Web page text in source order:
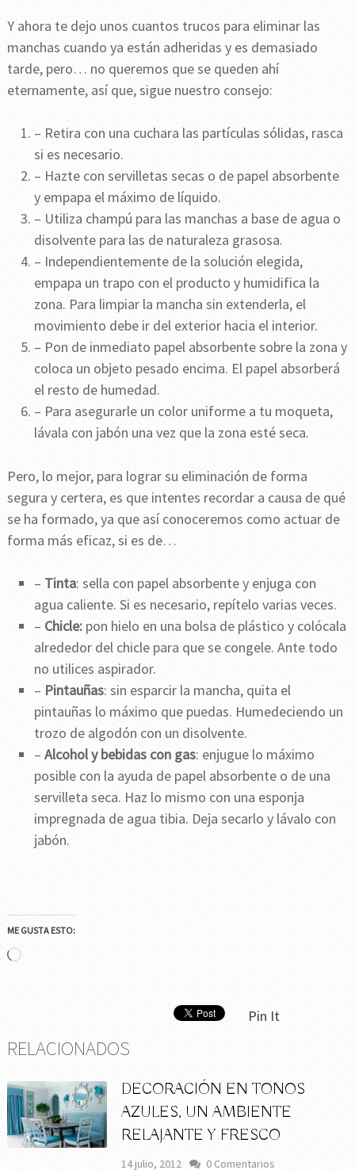
Y ahora te dejo unos cuantos trucos para eliminar las
manchas cuando ya están adheridas y es demasiado
tarde, pero… no queremos que se queden ahí
eternamente, así que, sigue nuestro consejo:
– Retira con una cuchara las partículas sólidas, rasca
si es necesario.
– Hazte con servilletas secas o de papel absorbente
y empapa el máximo de líquido.
– Utiliza champú para las manchas a base de agua o
disolvente para las de naturaleza grasosa.
– Independientemente de la solución elegida,
empapa un trapo con el producto y humidifica la
zona. Para limpiar la mancha sin extenderla, el
movimiento debe ir del exterior hacia el interior.
– Pon de inmediato papel absorbente sobre la zona y
coloca un objeto pesado encima. El papel absorberá
el resto de humedad.
– Para asegurarle un color uniforme a tu moqueta,
lávala con jabón una vez que la zona esté seca.
Pero, lo mejor, para lograr su eliminación de forma
segura y certera, es que intentes recordar a causa de qué
se ha formado, ya que así conoceremos como actuar de
forma más eficaz, si es de…
– Tinta: sella con papel absorbente y enjuga con
agua caliente. Si es necesario, repítelo varias veces.
– Chicle: pon hielo en una bolsa de plástico y colócala
alrededor del chicle para que se congele. Ante todo
no utilices aspirador.
– Pintauñas: sin esparcir la mancha, quita el
pintauñas lo máximo que puedas. Humedeciendo un
trozo de algodón con un disolvente.
–Alcohol y bebidas con gas: enjugue lo máximo
posible con la ayuda de papel absorbente o de una
servilleta seca. Haz lo mismo con una esponja
impregnada de agua tibia. Deja secarlo y lávalo con
jabón.
ME GUSTA ESTO:
Cargando...
Pin It
RELACIONADOS
DECORACIÓN EN TONOS
AZULES, UN AMBIENTE
RELAJANTE Y FRESCO
14 julio, 2012 0 Comentarios